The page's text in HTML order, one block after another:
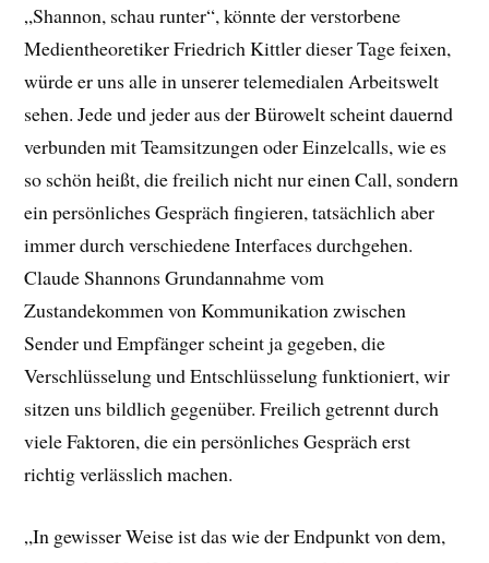
„Shannon, schau runter“, könnte der verstorbene
Medientheoretiker Friedrich Kittler dieser Tage feixen,
würde er uns alle in unserer telemedialen Arbeitswelt
sehen. Jede und jeder aus der Bürowelt scheint dauernd
verbunden mit Teamsitzungen oder Einzelcalls, wie es
so schön heißt, die freilich nicht nur einen Call, sondern
ein persönliches Gespräch fingieren, tatsächlich aber
immer durch verschiedene Interfaces durchgehen.
Claude Shannons Grundannahme vom
Zustandekommen von Kommunikation zwischen
Sender und Empfänger scheint ja gegeben, die
Verschlüsselung und Entschlüsselung funktioniert, wir
sitzen uns bildlich gegenüber. Freilich getrennt durch
viele Faktoren, die ein persönliches Gespräch erst
richtig verlässlich machen.
„In gewisser Weise ist das wie der Endpunkt von dem,